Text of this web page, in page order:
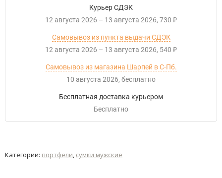
Курьер СДЭК
12 августа 2026 – 13 августа 2026 730 ₽
Самовывоз из пункта выдачи СДЭК
12 августа 2026 – 13 августа 2026 540 ₽
Самовывоз из магазина Шарпей в С-Пб.
10 августа 2026
Бесплатно
Бесплатная доставка курьером
Бесплатно
Категории: портфели, сумки мужские